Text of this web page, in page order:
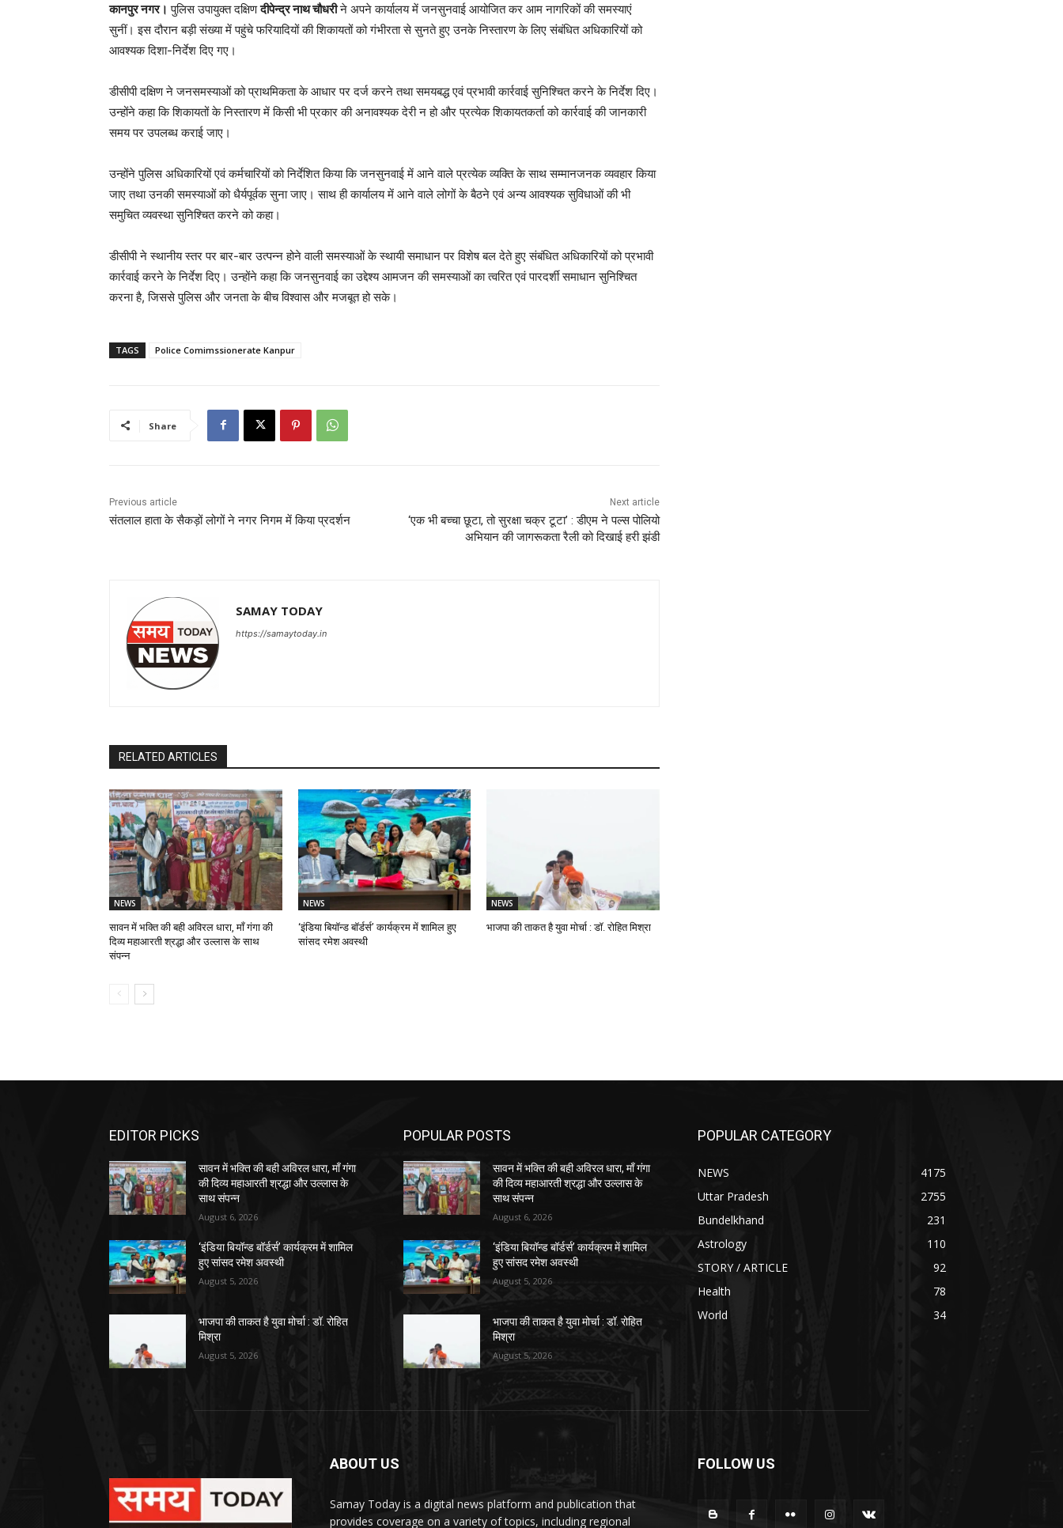
कानपुर नगर। पुलिस उपायुक्त दक्षिणदीपेन्द्र नाथ चौधरीने अपने कार्यालय में जनसुनवाई आयोजित कर आम नागरिकों की समस्याएं
सुनीं। इस दौरान बड़ी संख्या में पहुंचे फरियादियों की शिकायतों को गंभीरता से सुनते हुए उनके निस्तारण के लिए संबंधित अधिकारियों को
आवश्यक दिशा-निर्देश दिए गए।
डीसीपी दक्षिण ने जनसमस्याओं को प्राथमिकता के आधार पर दर्ज करने तथा समयबद्ध एवं प्रभावी कार्रवाई सुनिश्चित करने के निर्देश दिए।
उन्होंने कहा कि शिकायतों के निस्तारण में किसी भी प्रकार की अनावश्यक देरी न हो और प्रत्येक शिकायतकर्ता को कार्रवाई की जानकारी
समय पर उपलब्ध कराई जाए।
उन्होंने पुलिस अधिकारियों एवं कर्मचारियों को निर्देशित किया कि जनसुनवाई में आने वाले प्रत्येक व्यक्ति के साथ सम्मानजनक व्यवहार किया
जाए तथा उनकी समस्याओं को धैर्यपूर्वक सुना जाए। साथ ही कार्यालय में आने वाले लोगों के बैठने एवं अन्य आवश्यक सुविधाओं की भी
समुचित व्यवस्था सुनिश्चित करने को कहा।
डीसीपी ने स्थानीय स्तर पर बार-बार उत्पन्न होने वाली समस्याओं के स्थायी समाधान पर विशेष बल देते हुए संबंधित अधिकारियों को प्रभावी
कार्रवाई करने के निर्देश दिए। उन्होंने कहा कि जनसुनवाई का उद्देश्य आमजन की समस्याओं का त्वरित एवं पारदर्शी समाधान सुनिश्चित
करना है, जिससे पुलिस और जनता के बीच विश्वास और मजबूत हो सके।
TAGS Police Comimssionerate Kanpur
Share
Previous article
संतलाल हाता के सैकड़ों लोगों ने नगर निगम में किया प्रदर्शन
Next article
‘एक भी बच्चा छूटा, तो सुरक्षा चक्र टूटा’ : डीएम ने पल्स पोलियो
अभियान की जागरूकता रैली को दिखाई हरी झंडी
SAMAY TODAY
https://samaytoday.in
RELATED ARTICLES
NEWS
सावन में भक्ति की बही अविरल धारा, माँ गंगा की
दिव्य महाआरती श्रद्धा और उल्लास के साथ
संपन्न
NEWS
‘इंडिया बियॉन्ड बॉर्डर्स’ कार्यक्रम में शामिल हुए
सांसद रमेश अवस्थी
NEWS
भाजपा की ताकत है युवा मोर्चा : डॉ. रोहित मिश्रा
EDITOR PICKS
सावन में भक्ति की बही अविरल धारा, माँ गंगा
की दिव्य महाआरती श्रद्धा और उल्लास के
साथ संपन्न
August 6, 2026
‘इंडिया बियॉन्ड बॉर्डर्स’ कार्यक्रम में शामिल
हुए सांसद रमेश अवस्थी
August 5, 2026
भाजपा की ताकत है युवा मोर्चा : डॉ. रोहित
मिश्रा
August 5, 2026
POPULAR POSTS
सावन में भक्ति की बही अविरल धारा, माँ गंगा
की दिव्य महाआरती श्रद्धा और उल्लास के
साथ संपन्न
August 6, 2026
‘इंडिया बियॉन्ड बॉर्डर्स’ कार्यक्रम में शामिल
हुए सांसद रमेश अवस्थी
August 5, 2026
भाजपा की ताकत है युवा मोर्चा : डॉ. रोहित
मिश्रा
August 5, 2026
POPULAR CATEGORY
NEWS
4175
Uttar Pradesh
2755
Bundelkhand
231
Astrology
110
STORY / ARTICLE
92
Health
78
World
34
ABOUT US
Samay Today is a digital news platform and publication that
provides coverage on a variety of topics, including regional
FOLLOW US